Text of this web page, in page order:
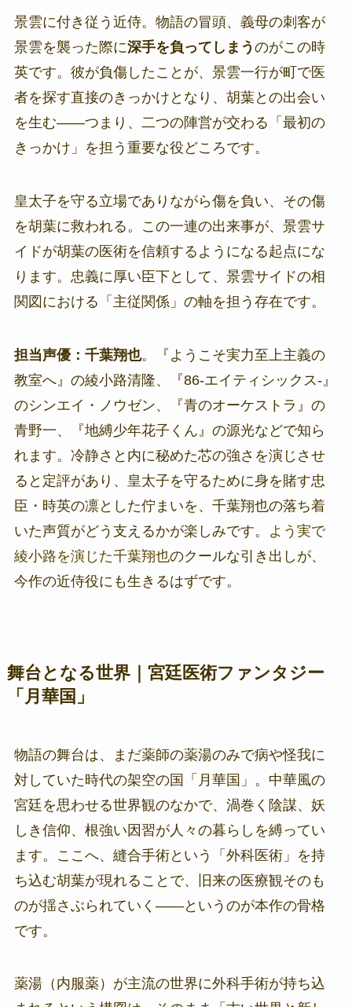
景雲に付き従う近侍。物語の冒頭、義母の刺客が
景雲を襲った際に深手を負ってしまう のがこの時
英です。彼が負傷したことが、景雲一行が町で医
者を探す直接のきっかけとなり、胡葉との出会い
を生む――つまり、二つの陣営が交わる「最初の
きっかけ」を担う重要な役どころです。
皇太子を守る立場でありながら傷を負い、その傷
を胡葉に救われる。この一連の出来事が、景雲サ
イドが胡葉の医術を信頼するようになる起点にな
ります。忠義に厚い臣下として、景雲サイドの相
関図における「主従関係」の軸を担う存在です。
担当声優：千葉翔也。『ようこそ実力至上主義の
教室へ』の綾小路清隆、『86-エイティシックス-』
のシンエイ・ノウゼン、『青のオーケストラ』の
青野一、『地縛少年花子くん』の源光などで知ら
れます。冷静さと内に秘めた芯の強さを演じさせ
ると定評があり、皇太子を守るために身を賭す忠
臣・時英の凛とした佇まいを、千葉翔也の落ち着
いた声質がどう支えるかが楽しみです。
よう実で
綾小路を演じた千葉翔也のクールな引き出しが、
今作の近侍役にも生きるはずです。
舞台となる世界｜宮廷医術ファンタジー
「月華国」
物語の舞台は、まだ薬師の薬湯のみで病や怪我に
対していた時代の架空の国「月華国」。中華風の
宮廷を思わせる世界観のなかで、渦巻く陰謀、妖
しき信仰、根強い因習が人々の暮らしを縛ってい
ます。ここへ、縫合手術という「外科医術」を持
ち込む胡葉が現れることで、旧来の医療観そのも
のが揺さぶられていく――というのが本作の骨格
です。
薬湯（内服薬）が主流の世界に外科手術が持ち込